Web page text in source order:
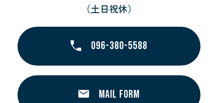
（土日祝休）
096-380-5588
MAIL FORM